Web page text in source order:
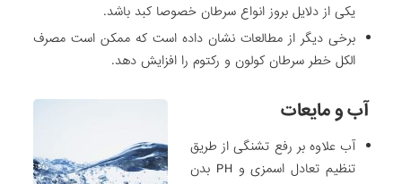
یکی از دلایل بروز انواع سرطان خصوصا کبد باشد.
برخی دیگر از مطالعات نشان داده است که ممکن است مصرف
الکل خطر سرطان کولون و رکتوم را افزایش دهد.
آب و مایعات
آب علاوه بر رفع تشنگی از طریق
تنظیم تعادل اسمزی و PH بدن